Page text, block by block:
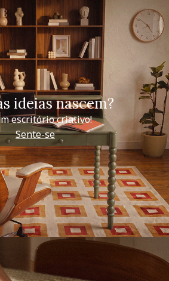
ideias nascem?
escritório criativo!
Sente-se